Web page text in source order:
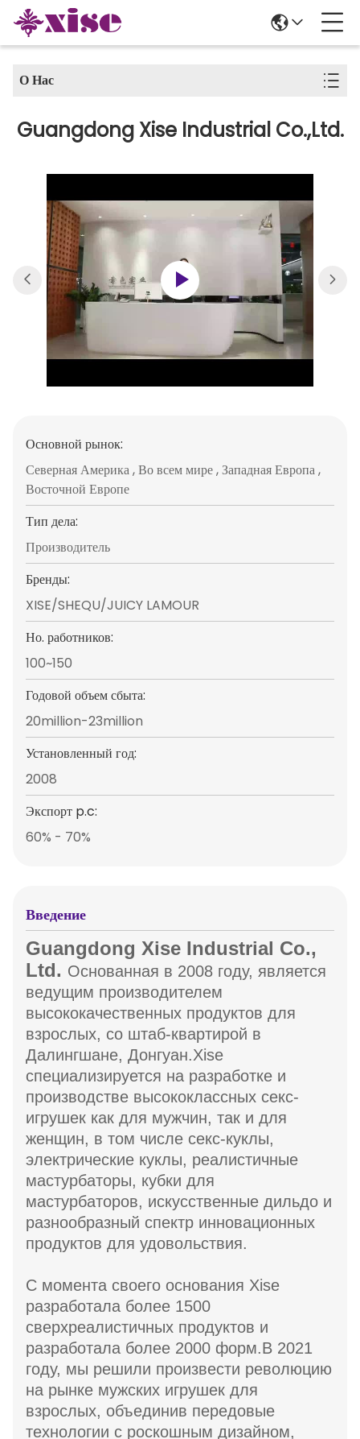
О Нас
Guangdong Xise Industrial Co.,Ltd.
Основной рынок:
Северная Америка , Во всем мире , Западная Европа ,
Восточной Европе
Тип дела:
Производитель
Бренды:
XISE/SHEQU/JUICY LAMOUR
Но. работников:
100~150
Годовой объем сбыта:
20million-23million
Установленный год:
2008
Экспорт p.c:
60% - 70%
Введение
Guangdong Xise Industrial Co.,
Ltd. Основанная в 2008 году, является
ведущим производителем
высококачественных продуктов для
взрослых, со штаб-квартирой в
Далингшане, Донгуан.Xise
специализируется на разработке и
производстве высококлассных секс-
игрушек как для мужчин, так и для
женщин, в том числе секс-куклы,
электрические куклы, реалистичные
мастурбаторы, кубки для
мастурбаторов, искусственные дильдо и
разнообразный спектр инновационных
продуктов для удовольствия.
С момента своего основания Xise
разработала более 1500
сверхреалистичных продуктов и
разработала более 2000 форм.В 2021
году, мы решили произвести революцию
на рынке мужских игрушек для
взрослых, объединив передовые
технологии с роскошным дизайном,